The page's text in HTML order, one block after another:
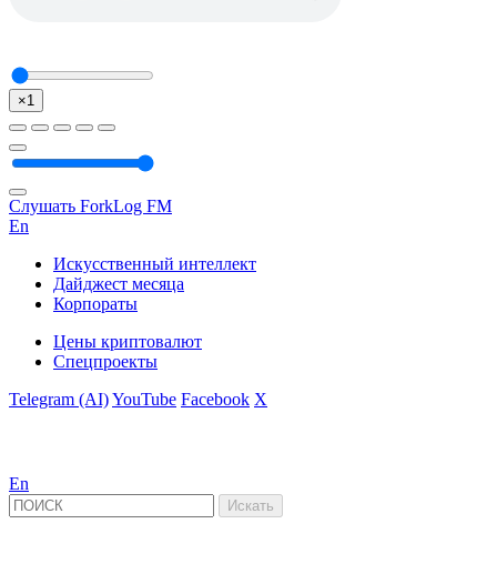
×1
Слушать ForkLog FM
En
Искусственный интеллект
Дайджест месяца
Корпораты
Цены криптовалют
Спецпроекты
Telegram (AI)YouTube Facebook X
En